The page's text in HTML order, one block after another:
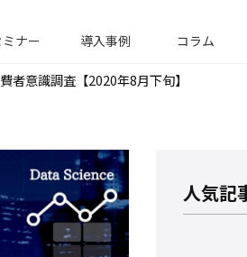
ナー 導入事例 コラム
者意識調査【2020年8月下旬】
人気記